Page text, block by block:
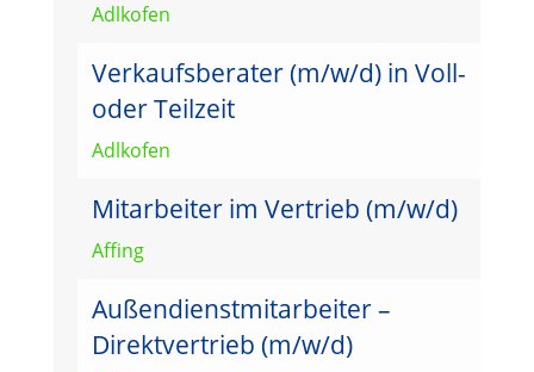
Adlkofen
Verkaufsberater (m/w/d) in Voll-
oder Teilzeit
Adlkofen
Mitarbeiter im Vertrieb (m/w/d)
Affing
Außendienstmitarbeiter –
Direktvertrieb (m/w/d)